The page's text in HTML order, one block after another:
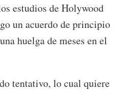
estudios de Holywood
un acuerdo de principio
huelga de meses en el
tentativo, lo cual quiere